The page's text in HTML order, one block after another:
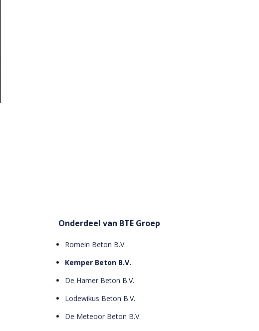
Onderdeel van BTE Groep
Romein Beton B.V.
Kemper Beton B.V.
De Hamer Beton B.V.
Lodewikus Beton B.V.
De Meteoor Beton B.V.